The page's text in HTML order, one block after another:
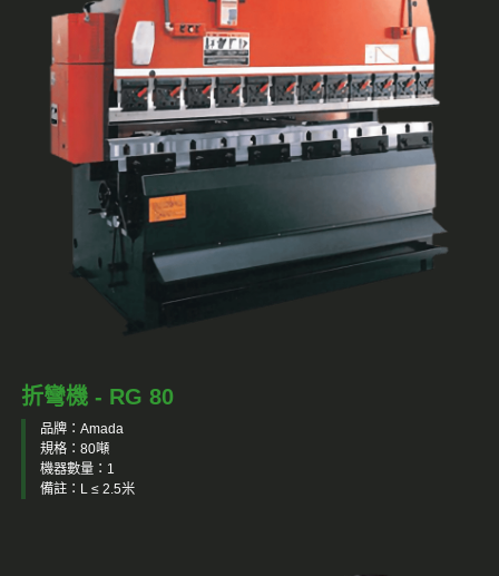
折彎機 - RG 80
品牌：Amada
規格：80噸
機器數量：1
備註：L ≤ 2.5米